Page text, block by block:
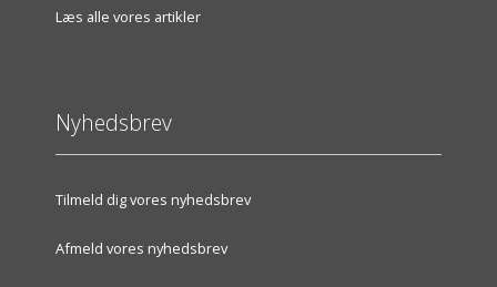
Læs alle vores artikler
Nyhedsbrev
Tilmeld dig vores nyhedsbrev
Afmeld vores nyhedsbrev